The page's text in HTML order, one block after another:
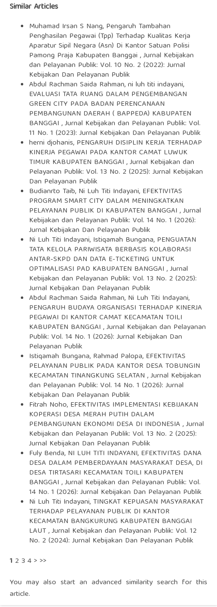
Similar Articles
Muhamad Irsan S Nang, Pengaruh Tambahan
Penghasilan Pegawai (Tpp) Terhadap Kualitas Kerja
Aparatur Sipil Negara (Asn) Di Kantor Satuan Polisi
Pamong Praja Kabupaten Banggai ,Jurnal Kebijakan
dan Pelayanan Publik: Vol. 10 No. 2 (2022): Jurnal
Kebijakan Dan Pelayanan Publik
Abdul Rachman Saida Rahman, ni luh titi indayani,
EVALUASI TATA RUANG DALAM PENGEMBANGAN
GREEN CITY PADA BADAN PERENCANAAN
PEMBANGUNAN DAERAH ( BAPPEDA) KABUPATEN
BANGGAI ,Jurnal Kebijakan dan Pelayanan Publik: Vol.
11 No. 1 (2023): Jurnal Kebijakan Dan Pelayanan Publik
herni djohanis, PENGARUH DISIPLIN KERJA TERHADAP
KINERJA PEGAWAI PADA KANTOR CAMAT LUWUK
TIMUR KABUPATEN BANGGAI ,Jurnal Kebijakan dan
Pelayanan Publik: Vol. 13 No. 2 (2025): Jurnal Kebijakan
Dan Pelayanan Publik
Budianrto Taib, Ni Luh Titi Indayani, EFEKTIVITAS
PROGRAM SMART CITY DALAM MENINGKATKAN
PELAYANAN PUBLIK DI KABUPATEN BANGGAI ,Jurnal
Kebijakan dan Pelayanan Publik: Vol. 14 No. 1 (2026):
Jurnal Kebijakan Dan Pelayanan Publik
Ni Luh Titi Indayani, Istiqamah Bungana, PENGUATAN
TATA KELOLA PARIWISATA BERBASIS KOLABORASI
ANTAR-SKPD DAN DATA E-TICKETING UNTUK
OPTIMALISASI PAD KABUPATEN BANGGAI ,Jurnal
Kebijakan dan Pelayanan Publik: Vol. 13 No. 2 (2025):
Jurnal Kebijakan Dan Pelayanan Publik
Abdul Rachman Saida Rahman, Ni Luh Titi Indayani,
PENGARUH BUDAYA ORGANISASI TERHADAP KINERJA
PEGAWAI DI KANTOR CAMAT KECAMATAN TOILI
KABUPATEN BANGGAI ,Jurnal Kebijakan dan Pelayanan
Publik: Vol. 14 No. 1 (2026): Jurnal Kebijakan Dan
Pelayanan Publik
Istiqamah Bungana, Rahmad Palopa, EFEKTIVITAS
PELAYANAN PUBLIK PADA KANTOR DESA TOBUNGIN
KECAMATAN TINANGKUNG SELATAN ,Jurnal Kebijakan
dan Pelayanan Publik: Vol. 14 No. 1 (2026): Jurnal
Kebijakan Dan Pelayanan Publik
Fitrah Noho, EFEKTIVITAS IMPLEMENTASI KEBIJAKAN
KOPERASI DESA MERAH PUTIH DALAM
PEMBANGUNAN EKONOMI DESA DI INDONESIA,Jurnal
Kebijakan dan Pelayanan Publik: Vol. 13 No. 2 (2025):
Jurnal Kebijakan Dan Pelayanan Publik
Fuly Benda, NI LUH TITI INDAYANI, EFEKTIVITAS DANA
DESA DALAM PEMBERDAYAAN MASYARAKAT DESA, DI
DESA TIRTASARI KECAMATAN TOILI KABUPATEN
BANGGAI ,Jurnal Kebijakan dan Pelayanan Publik: Vol.
14 No. 1 (2026): Jurnal Kebijakan Dan Pelayanan Publik
Ni Luh Titi Indayani, TINGKAT KEPUASAN MASYARAKAT
TERHADAP PELAYANAN PUBLIK DI KANTOR
KECAMATAN BANGKURUNG KABUPATEN BANGGAI
LAUT,Jurnal Kebijakan dan Pelayanan Publik: Vol. 12
No. 2 (2024): Jurnal Kebijakan Dan Pelayanan Publik
1 2 3 4> >>
You may also start an advanced similarity search for this
article.